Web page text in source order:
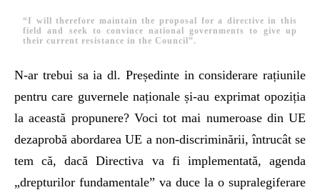
“I will therefore maintain the proposal for a directive in this
field and seek to convince national governments to give up
their current resistance in the Council”.
N-ar trebui sa ia dl. Președinte in considerare rațiunile
pentru care guvernele naționale și-au exprimat opoziția
la această propunere? Voci tot mai numeroase din UE
dezaprobă abordarea UE a non-discriminării, întrucât se
tem că, dacă Directiva va fi implementată, agenda
„drepturilor fundamentale” va duce la o supralegiferare